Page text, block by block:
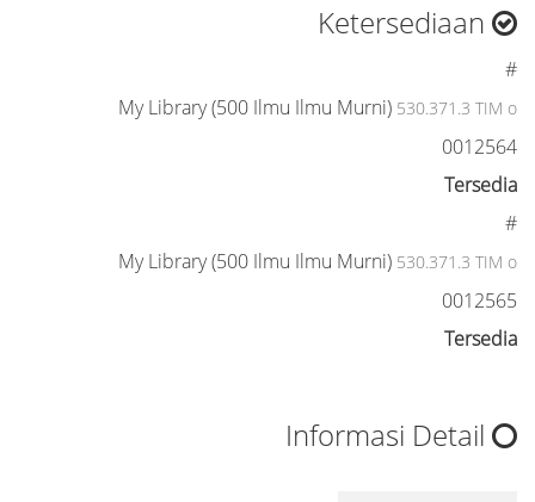
#
My Library (500 Ilmu Ilmu Murni) 530.371.3 TIM o
0012564
Tersedia
#
My Library (500 Ilmu Ilmu Murni) 530.371.3 TIM o
0012565
Tersedia